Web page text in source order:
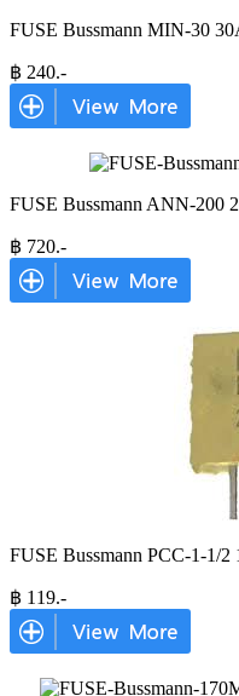
FUSE Bussmann MIN-30
฿ 240.-
FUSE Bussmann ANN-200
฿ 720.-
FUSE Bussmann PCC-1-1/2
฿ 119.-